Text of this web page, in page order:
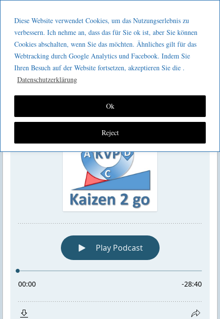
Diese Website verwendet Cookies, um das Nutzungserlebnis zu
verbessern. Ich nehme an, dass das für Sie ok ist, aber Sie können
Cookies abschalten, wenn Sie das möchten. Ähnliches gilt für das
Webtracking durch Google Analytics und Facebook. Indem Sie
Ihren Besuch auf der Website fortsetzen, akzeptieren Sie die .
Datenschutzerklärung
Reject
Ok
GeeMco :
Götz Müller
Consulting
Kaizen 2 go 210 :
Krisenmanagementprozesse